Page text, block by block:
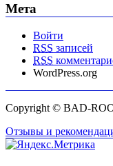
Мета
Войти
RSS записей
RSS
WordPress.org
Copyright © BAD-
Отзывы и